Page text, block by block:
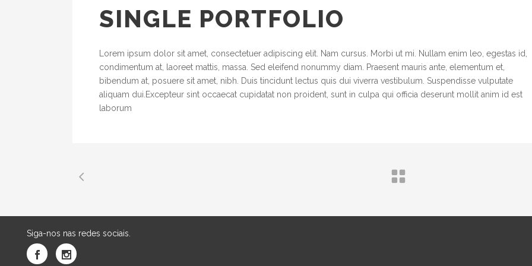
SINGLE PORTFOLIO
Lorem ipsum dolor sit amet, consectetuer adipiscing elit. Nam cursus. Morbi ut mi. Nullam enim leo, egestas id,
condimentum at, laoreet mattis, massa. Sed eleifend nonummy diam. Praesent mauris ante, elementum et,
bibendum at, posuere sit amet, nibh. Duis tincidunt lectus quis dui viverra vestibulum. Suspendisse vulputate
aliquam dui.Excepteur sint occaecat cupidatat non proident, sunt in culpa qui officia deserunt mollit anim id est
laborum
Siga-nos nas redes sociais.